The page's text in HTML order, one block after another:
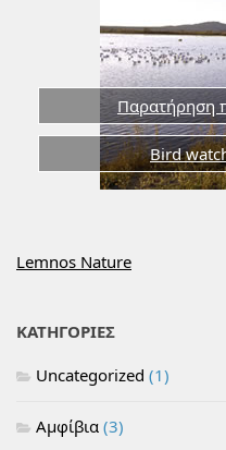
Παρατήρηση
Bird
Lemnos Nature
ΚΑΤΗΓΟΡΙΕΣ
Uncategorized (1)
Αμφίβια (3)